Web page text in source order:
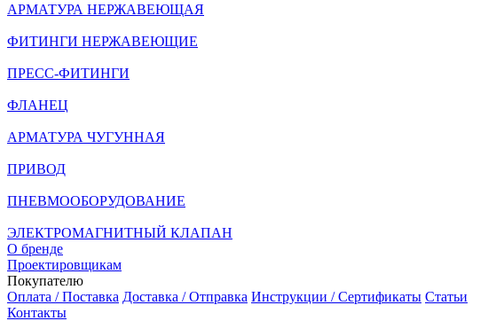
АРМАТУРА НЕРЖАВЕЮЩАЯ
ФИТИНГИ НЕРЖАВЕЮЩИЕ
ПРЕСС-ФИТИНГИ
ФЛАНЕЦ
АРМАТУРА ЧУГУННАЯ
ПРИВОД
ПНЕВМООБОРУДОВАНИЕ
ЭЛЕКТРОМАГНИТНЫЙ КЛАПАН
О бренде
Проектировщикам
Покупателю
Оплата / Поставка Доставка / Отправка Инструкции / Сертификаты Статьи
Контакты